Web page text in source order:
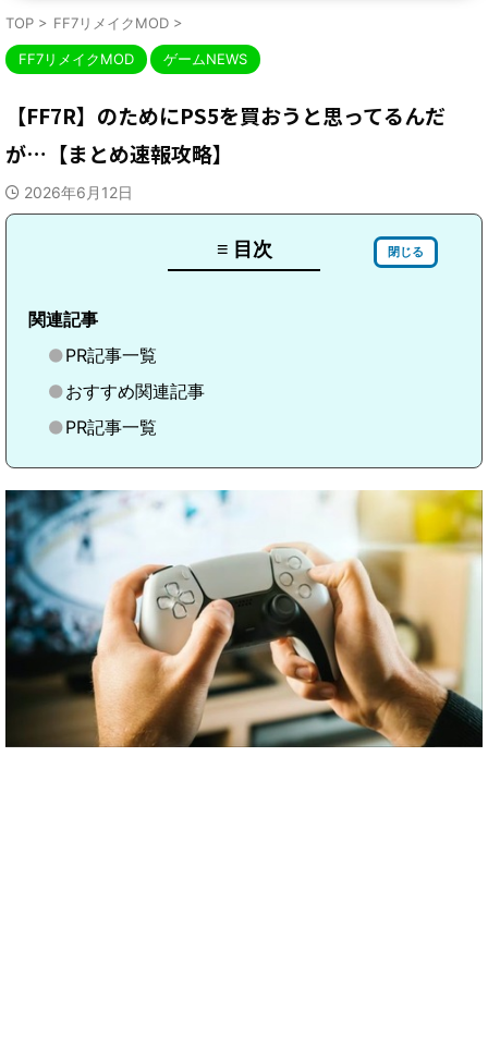
TOP > FF7リメイクMOD >
FF7リメイクMOD ゲームNEWS
【FF7R】のためにPS5を買おうと思ってるんだ
が…【まとめ速報攻略】
2026年6月12日
≡ 目次 閉じる
関連記事
PR記事一覧
おすすめ関連記事
PR記事一覧